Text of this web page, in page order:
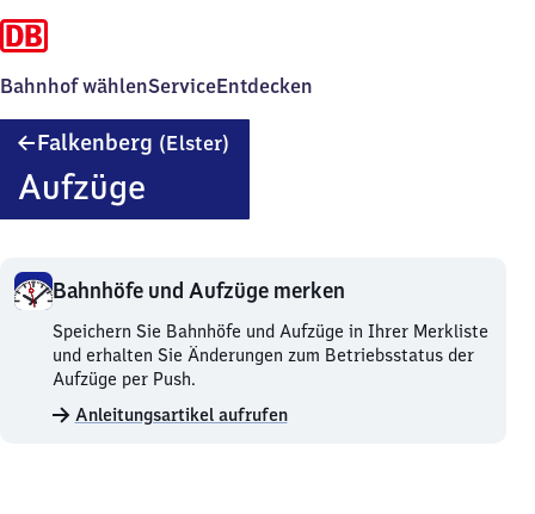
Bahnhof wählenServiceEntdecken
Falkenberg (Elster)
Aufzüge
Bahnhöfe und Aufzüge merken
Bahnhöfe
und
Aufzüge
merken.
Speichern Sie Bahnhöfe und Aufzüge in Ihrer Merkliste
und erhalten Sie Änderungen zum Betriebsstatus der
Aufzüge per Push.
Anleitungsartikel aufrufen